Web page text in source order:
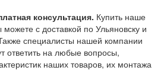
консультация. Купить наше
с доставкой по Ульяновску и
специалисты нашей компании
ответить на любые вопросы,
наших товаров, их монтажа